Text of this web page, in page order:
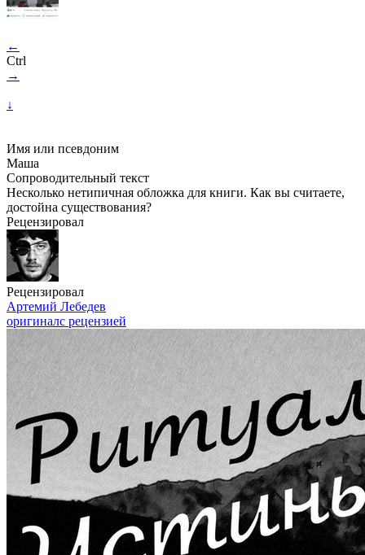
←
Ctrl
→
↓
Имя или псевдоним
Маша
Сопроводительный текст
Несколько нетипичная обложка для книги. Как вы считаете,
достойна существования?
Рецензировал
Рецензировал
Артемий Лебедев
оригиналс рецензией